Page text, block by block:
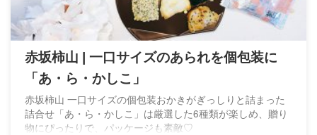
赤坂柿山 | 一口サイズのあられを個包装に
「あ・ら・かしこ」
赤坂柿山 一口サイズの個包装おかきがぎっしりと詰まった
詰合せ「あ・ら・かしこ」は厳選した6種類が楽しめ、贈り
物にぴったりで、パッケージも素敵♡